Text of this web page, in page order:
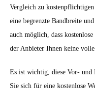
Vergleich zu
eine begrenzte Bandbreite
auch möglich, dass
der Anbieter Ihnen keine
Es ist wichtig, diese Vor- und
Sie sich für eine kostenlose